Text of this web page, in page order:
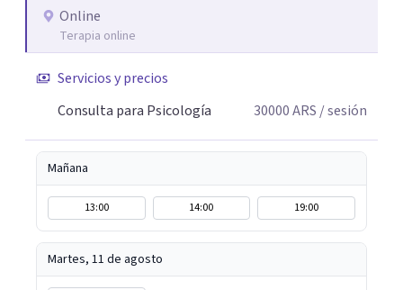
puedas no solo sentirte escuchado/a, sino también
comprender lo que te pasa, identificar patrones que
afrontarlo.
Online
Terapia online
Servicios y precios
Consulta para Psicología
30000ARS / sesión
Mañana
13:00 14:00 19:00
Martes, 11 de agosto